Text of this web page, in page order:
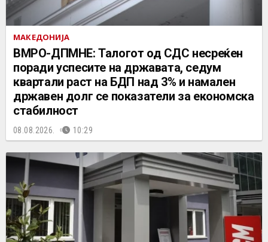
МАКЕДОНИЈА
ВМРО-ДПМНЕ: Талогот од СДС несреќен
поради успесите на државата, седум
квартали раст на БДП над 3% и намален
државен долг се показатели за економска
стабилност
08.08.2026. 10:29